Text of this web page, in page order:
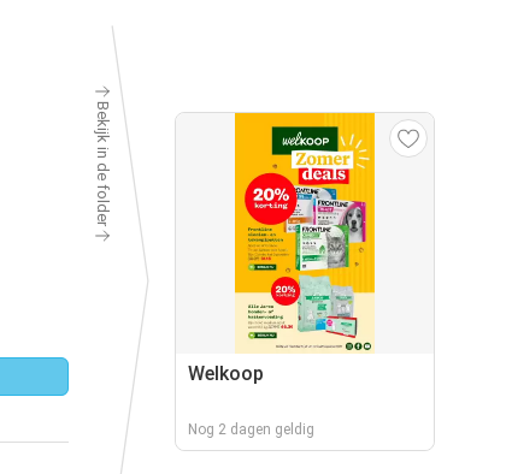
Bekijk in de folder
Welkoop
Nog 2 dagen geldig